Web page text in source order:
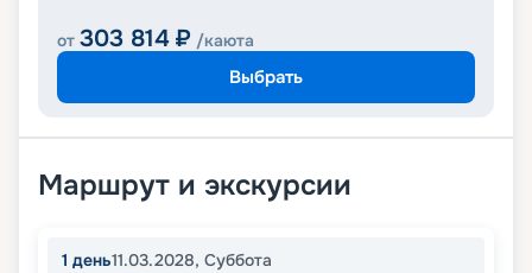
от 303 814 ₽ /каюта
Выбрать
Маршрут и экскурсии
1 день11.03.2028, Суббота